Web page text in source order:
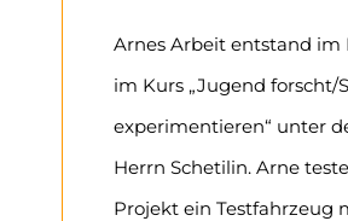
Arnes Arbeit entstand im
im Kurs „Jugend forscht/
experimentieren“ unter
Herrn Schetilin. Arne
Projekt ein Testfahrzeug